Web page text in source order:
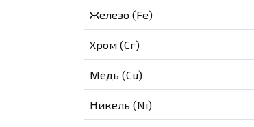
Железо (Fe)
Хром (Сг)
Медь (Cu)
Никель (Ni)